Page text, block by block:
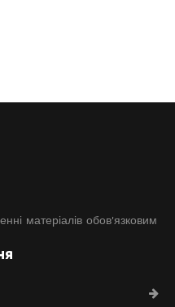
матеріалів обов'язковим